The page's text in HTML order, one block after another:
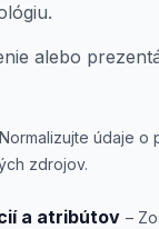
alebo
údaje
zdrojov.
a atribútov –